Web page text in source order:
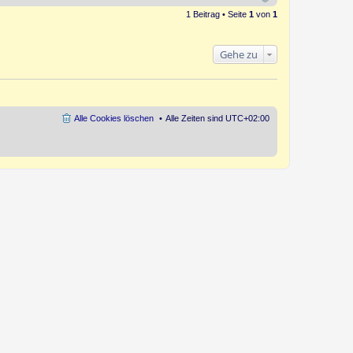
1 Beitrag • Seite 1 von 1
Gehe zu
Alle Zeiten sind UTC+02:00
Alle Cookies löschen